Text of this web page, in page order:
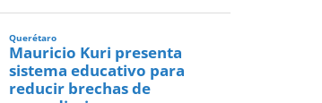
Querétaro
Mauricio Kuri presenta
sistema educativo para
reducir brechas de